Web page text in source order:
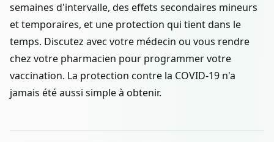
semaines d'intervalle, des effets secondaires mineurs
et temporaires, et une protection qui tient dans le
temps. Discutez avec votre médecin ou vous rendre
chez votre pharmacien pour programmer votre
vaccination. La protection contre la COVID-19 n'a
jamais été aussi simple à obtenir.